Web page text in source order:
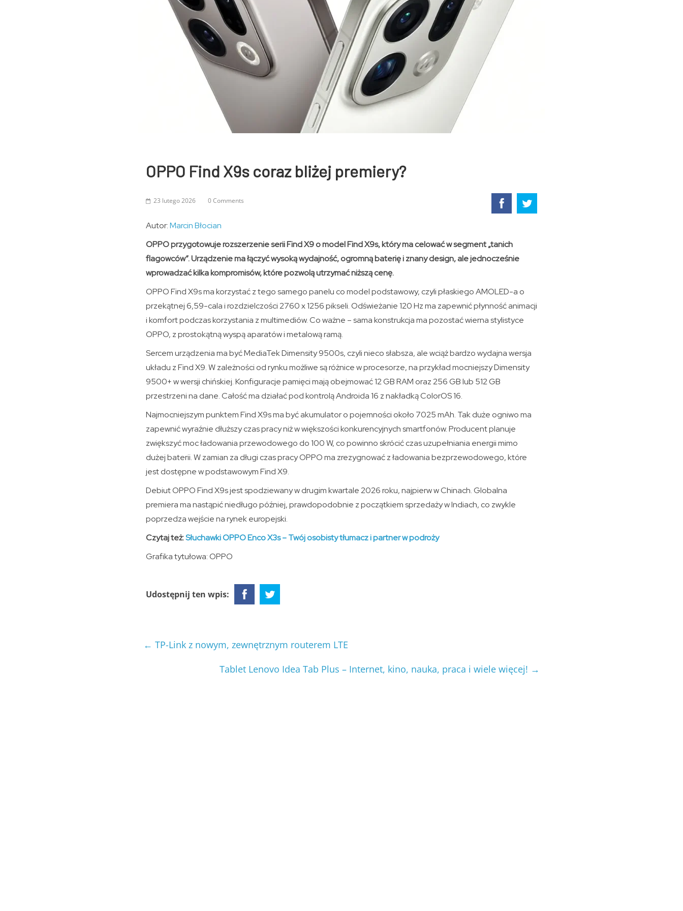
OPPO Find X9s coraz bliżej premiery?
23 lutego 2026 0 Comments
Autor:Marcin Błocian
OPPO przygotowuje rozszerzenie serii Find X9 o model Find X9s, który ma celować w segment „tanich
flagowców”. Urządzenie ma łączyć wysoką wydajność, ogromną baterię i znany design, ale jednocześnie
wprowadzać kilka kompromisów, które pozwolą utrzymać niższą cenę.
OPPO Find X9s ma korzystać z tego samego panelu co model podstawowy, czyli płaskiego AMOLED-a o
przekątnej 6,59-cala i rozdzielczości 2760 x 1256 pikseli. Odświeżanie 120 Hz ma zapewnić płynność animacji
i komfort podczas korzystania z multimediów. Co ważne – sama konstrukcja ma pozostać wierna stylistyce
OPPO, z prostokątną wyspą aparatów i metalową ramą.
Sercem urządzenia ma być MediaTek Dimensity 9500s, czyli nieco słabsza, ale wciąż bardzo wydajna wersja
układu z Find X9. W zależności od rynku możliwe są różnice w procesorze, na przykład mocniejszy Dimensity
9500+ w wersji chińskiej. Konfiguracje pamięci mają obejmować 12 GB RAM oraz 256 GB lub 512 GB
przestrzeni na dane. Całość ma działać pod kontrolą Androida 16 z nakładką ColorOS 16.
Najmocniejszym punktem Find X9s ma być akumulator o pojemności około 7025 mAh. Tak duże ogniwo ma
zapewnić wyraźnie dłuższy czas pracy niż w większości konkurencyjnych smartfonów. Producent planuje
zwiększyć moc ładowania przewodowego do 100 W, co powinno skrócić czas uzupełniania energii mimo
dużej baterii. W zamian za długi czas pracy OPPO ma zrezygnować z ładowania bezprzewodowego, które
jest dostępne w podstawowym Find X9.
Debiut OPPO Find X9s jest spodziewany w drugim kwartale 2026 roku, najpierw w Chinach. Globalna
premiera ma nastąpić niedługo później, prawdopodobnie z początkiem sprzedaży w Indiach, co zwykle
poprzedza wejście na rynek europejski.
Czytaj też:Słuchawki OPPO Enco X3s – Twój osobisty tłumacz i partner w podroży
Grafika tytułowa: OPPO
Udostępnij ten wpis:
← TP-Link z nowym, zewnętrznym routerem LTE
Tablet Lenovo Idea Tab Plus – Internet, kino, nauka, praca i wiele więcej! →